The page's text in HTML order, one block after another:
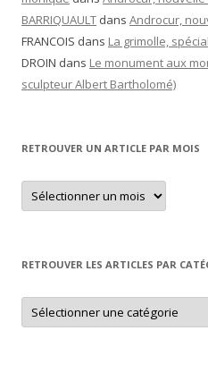
BARRIQUAULT dans Androcur,
FRANCOIS dans La grimolle,
DROIN dans Le monument aux
sculpteur Albert Bartholomé)
RETROUVER UN ARTICLE PAR MOIS
Retrouver
un
article
RETROUVER LES ARTICLES PAR
Retrouver
les
articles